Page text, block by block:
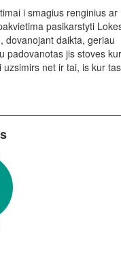
i smagius renginius ar
pasikarstyti
dovanojant daikta, geriau
padovanotas jis stoves kur
net ir tai, is kur tas